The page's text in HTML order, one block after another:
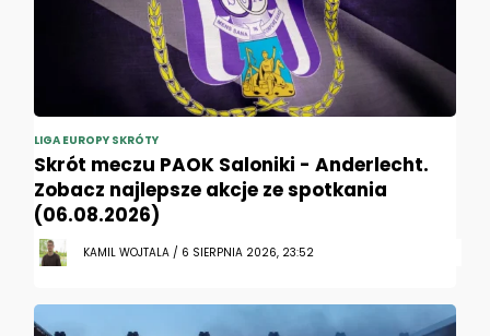
LIGA EUROPY SKRÓTY
Skrót meczu PAOK Saloniki - Anderlecht.
Zobacz najlepsze akcje ze spotkania
(06.08.2026)
KAMIL WOJTALA / 6 SIERPNIA 2026, 23:52